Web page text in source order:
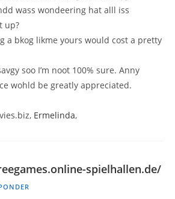
wass wondeering hat alll iss
up?
a bkog likme yours would cost a pretty
soo I’m noot 100% sure. Anny
wohld be greatly appreciated.
Ermelinda,
spielhallen.de/